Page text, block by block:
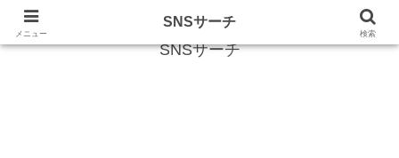
SNSサーチ
メニュー
SNSサーチ
検索